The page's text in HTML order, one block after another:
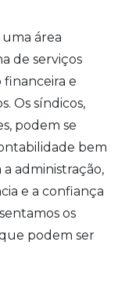
área
de serviços
financeira e
Os síndicos,
podem se
bem
administração,
e a confiança
os
podem ser